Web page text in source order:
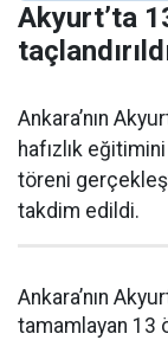
Akyurt’ta
Ankara’nın
hafızlık
töreni
takdim edildi.
Ankara’nın
tamamlayan 13